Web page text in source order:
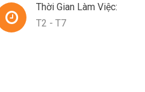
Thời Gian Làm Việc:
T2 - T7